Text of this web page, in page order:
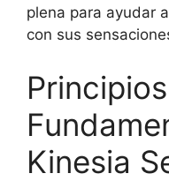
plena para ayudar
con sus
Principios
Kinesia